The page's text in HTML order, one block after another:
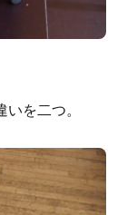
を二つ。